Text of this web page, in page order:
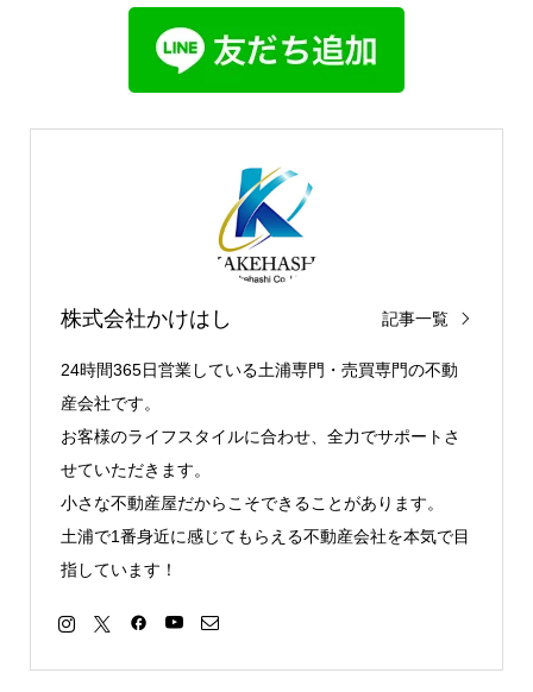
株式会社かけはし 記事一覧
24時間365日営業している土浦専門・売買専門の不動
産会社です。
お客様のライフスタイルに合わせ、全力でサポートさ
せていただきます。
小さな不動産屋だからこそできることがあります。
土浦で1番身近に感じてもらえる不動産会社を本気で目
指しています！
1. 物件の状態を徹底的にチェック！プロの目線で見る
2. 大家さんとして一番大切な「利回り」を計算する
利回りの計算方法
とは？